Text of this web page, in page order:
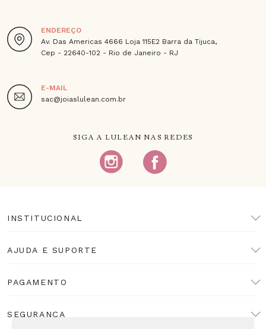
ENDEREÇO
Av. Das Americas 4666 Loja 115E2 Barra da Tijuca,
Cep - 22640-102 - Rio de Janeiro - RJ
E-MAIL
sac@joiaslulean.com.br
SIGA A LULEAN NAS REDES
INSTITUCIONAL
AJUDA E SUPORTE
PAGAMENTO
SEGURANÇA